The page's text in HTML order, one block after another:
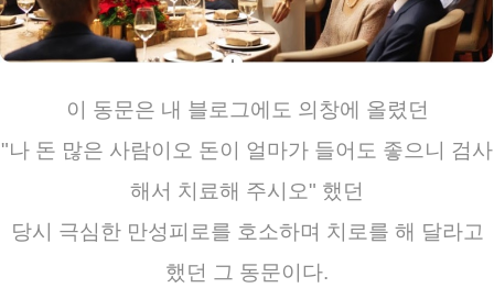
이 동문은 내 블로그에도 의창에 올렸던
"나 돈 많은 사람이오 돈이 얼마가 들어도 좋으니 검사
해서 치료해 주시오" 했던
당시 극심한 만성피로를 호소하며 치로를 해 달라고
했던 그 동문이다.